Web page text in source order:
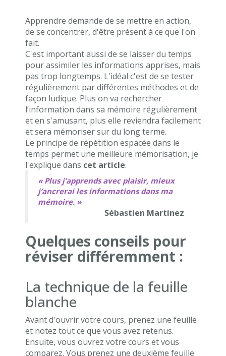
Apprendre demande de se mettre en action,
de se concentrer, d'être présent à ce que l'on
fait.
C'est important aussi de se laisser du temps
pour assimiler les informations apprises, mais
pas trop longtemps. L'idéal c'est de se tester
régulièrement par différentes méthodes et de
façon ludique. Plus on va rechercher
l’information dans sa mémoire régulièrement
et en s'amusant, plus elle reviendra facilement
et sera mémoriser sur du long terme.
Le principe de répétition espacée dans le
temps permet une meilleure mémorisation, je
l'explique dans cet article.
« Plus j’apprends avec plaisir, mieux
j’ancrerai les informations dans ma
mémoire. »
Sébastien Martinez
Quelques conseils pour
réviser différemment :
La technique de la feuille
blanche
Avant d'ouvrir votre cours, prenez une feuille
et notez tout ce que vous avez retenus.
Ensuite, vous ouvrez votre cours et vous
comparez. Vous prenez une deuxième feuille